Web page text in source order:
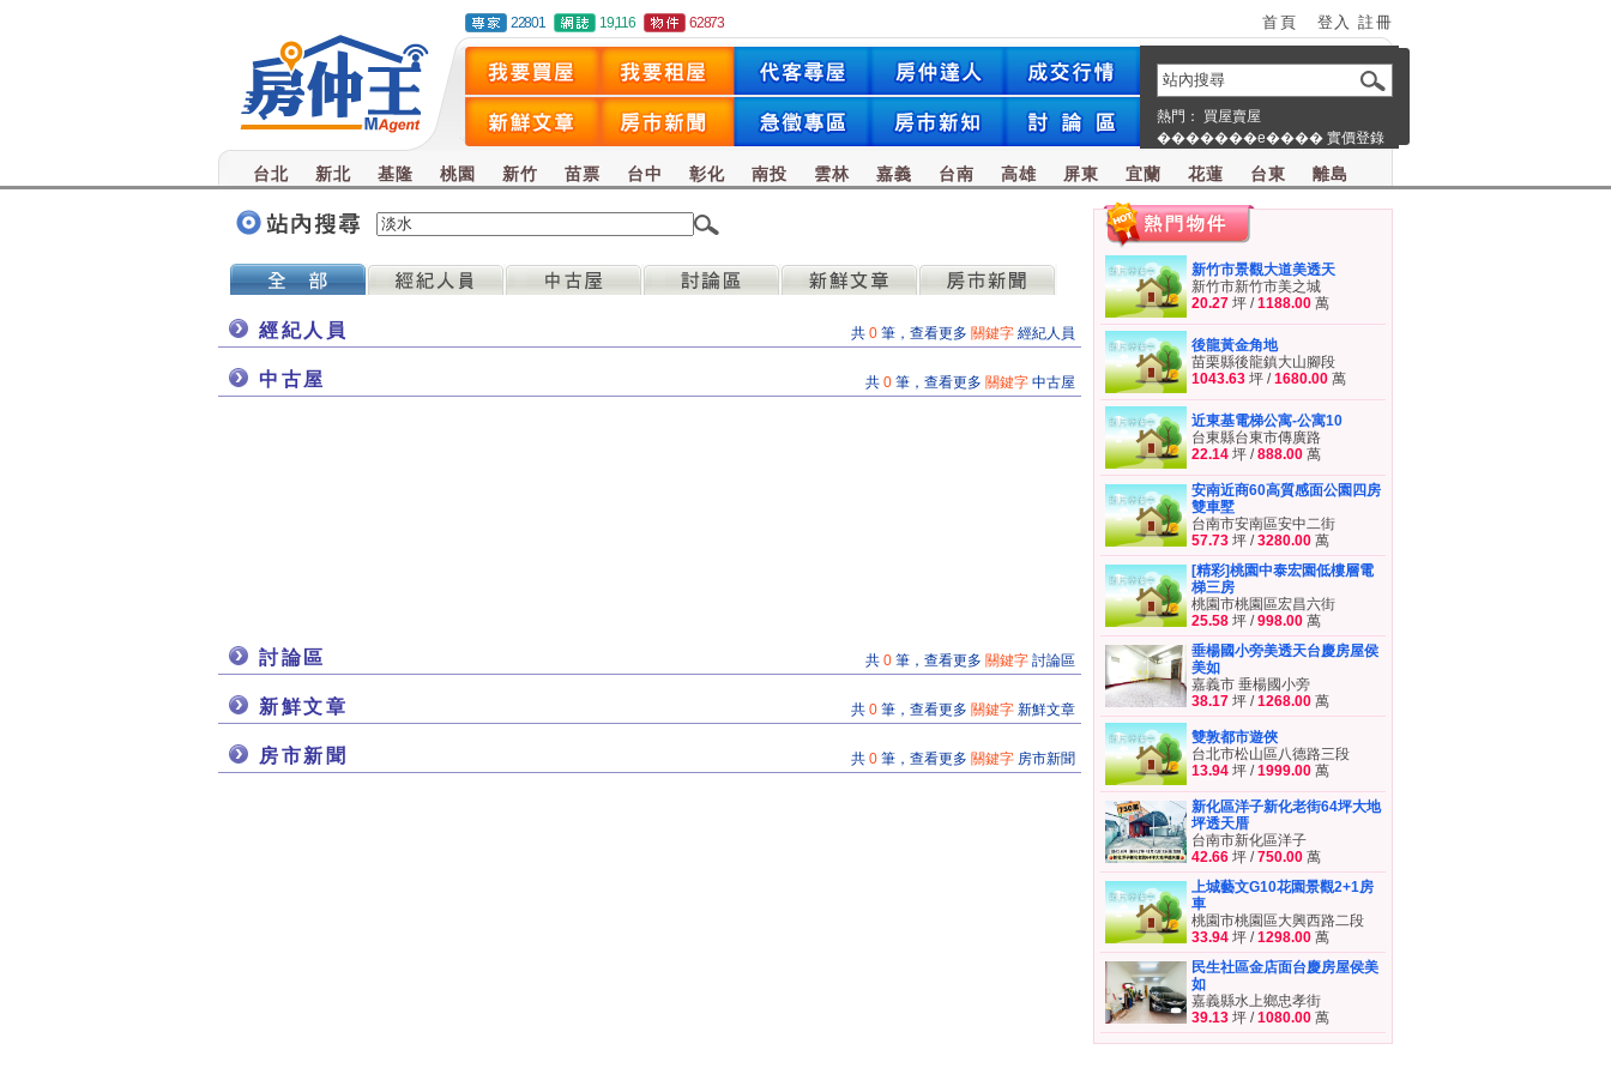
22801 19,116 62873 首頁 登入 註冊
熱門： 買屋賣屋
�������e���� 實價登錄
台北 新北 基隆 桃園 新竹 苗票 台中 彰化 南投 雲林 嘉義 台南 高雄 屏東 宜蘭 花蓮 台東 離島
經紀人員 共 0 筆，查看更多 關鍵字 經紀人員
中古屋 共 0 筆，查看更多 關鍵字 中古屋
討論區 共 0 筆，查看更多 關鍵字 討論區
新鮮文章 共 0 筆，查看更多 關鍵字 新鮮文章
房市新聞 共 0 筆，查看更多 關鍵字 房市新聞
新竹市景觀大道美透天
新竹市新竹市美之城
20.27 坪 /1188.00 萬
後龍黃金角地
苗栗縣後龍鎮大山腳段
1043.63 坪 /1680.00 萬
近東基電梯公寓-公寓10
台東縣台東市傳廣路
22.14 坪 /888.00 萬
安南近商60高質感面公園四房
雙車墅
台南市安南區安中二街
57.73 坪 /3280.00 萬
[精彩]桃園中泰宏園低樓層電
梯三房
桃園市桃園區宏昌六街
25.58 坪 /998.00 萬
垂楊國小旁美透天台慶房屋侯
美如
嘉義市 垂楊國小旁
38.17 坪 /1268.00 萬
雙敦都市遊俠
台北市松山區八德路三段
13.94 坪 /1999.00 萬
新化區洋子新化老街64坪大地
坪透天厝
台南市新化區洋子
42.66 坪 /750.00 萬
上城藝文G10花園景觀2+1房
車
桃園市桃園區大興西路二段
33.94 坪 /1298.00 萬
民生社區金店面台慶房屋侯美
如
嘉義縣水上鄉忠孝街
39.13 坪 /1080.00 萬